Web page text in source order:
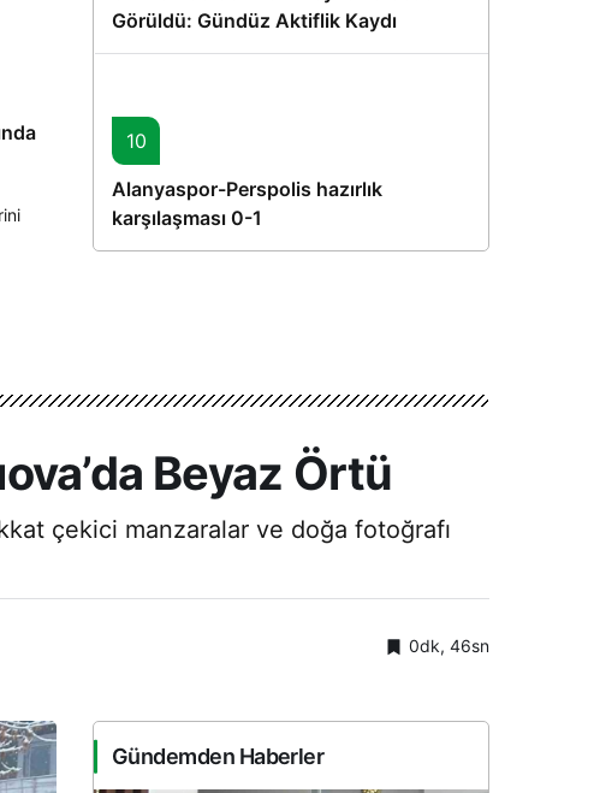
Görüldü: Gündüz Aktiflik Kaydı
10
Alanyaspor-Perspolis hazırlık
karşılaşması 0-1
Beyaz Örtü
çekici manzaralar ve doğa fotoğrafı
0dk, 46sn
Gündemden Haberler